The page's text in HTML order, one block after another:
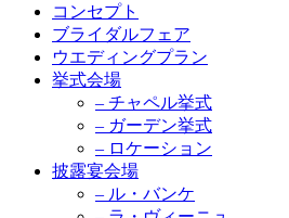
コンセプト
ブライダルフェア
ウエディングプラン
挙式会場
– チャペル挙式
– ガーデン挙式
– ロケーション
披露宴会場
– ル・バンケ